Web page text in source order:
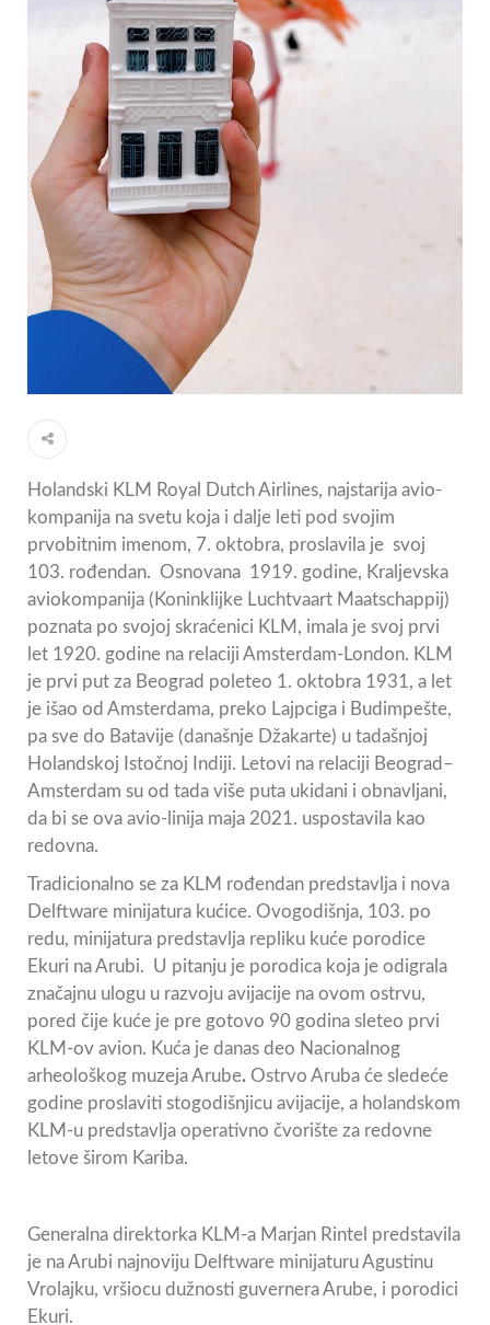
Holandski KLM Royal Dutch Airlines, najstarija avio-
kompanija na svetu koja i dalje leti pod svojim
prvobitnim imenom, 7. oktobra, proslavila je svoj
103. rođendan. Osnovana 1919. godine, Kraljevska
aviokompanija (Koninklijke Luchtvaart Maatschappij)
poznata po svojoj skraćenici KLM, imala je svoj prvi
let 1920. godine na relaciji Amsterdam-London. KLM
je prvi put za Beograd poleteo 1. oktobra 1931, a let
je išao od Amsterdama, preko Lajpciga i Budimpešte,
pa sve do Batavije (današnje Džakarte) u tadašnjoj
Holandskoj Istočnoj Indiji. Letovi na relaciji Beograd–
Amsterdam su od tada više puta ukidani i obnavljani,
da bi se ova avio-linija maja 2021. uspostavila kao
redovna.
Tradicionalno se za KLM rođendan predstavlja i nova
Delftware minijatura kućice. Ovogodišnja, 103. po
redu, minijatura predstavlja repliku kuće porodice
Ekuri na Arubi. U pitanju je porodica koja je odigrala
značajnu ulogu u razvoju avijacije na ovom ostrvu,
pored čije kuće je pre gotovo 90 godina sleteo prvi
KLM-ov avion. Kuća je danas deo Nacionalnog
arheološkog muzeja Arube. Ostrvo Aruba će sledeće
godine proslaviti stogodišnjicu avijacije, a holandskom
KLM-u predstavlja operativno čvorište za redovne
letove širom Kariba.
Generalna direktorka KLM-a Marjan Rintel predstavila
je na Arubi najnoviju Delftware minijaturu Agustinu
Vrolajku, vršiocu dužnosti guvernera Arube, i porodici
Ekuri.